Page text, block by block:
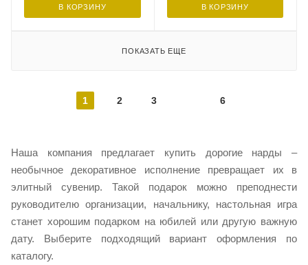
В КОРЗИНУ В КОРЗИНУ
ПОКАЗАТЬ ЕЩЕ
1 2 3 6
Наша компания предлагает купить дорогие нарды –
необычное декоративное исполнение превращает их в
элитный сувенир. Такой подарок можно преподнести
руководителю организации, начальнику, настольная игра
станет хорошим подарком на юбилей или другую важную
дату. Выберите подходящий вариант оформления по
каталогу.